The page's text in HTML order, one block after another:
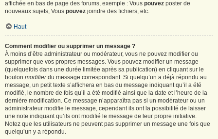
affichée en bas de page des forums, exemple : Vous pouvez poster de
nouveaux sujets, Vous pouvez joindre des fichiers, etc.
Haut
Comment modifier ou supprimer un message ?
À moins d’être administrateur ou modérateur, vous ne pouvez modifier ou
supprimer que vos propres messages. Vous pouvez modifier un message
(quelquefois dans une durée limitée après sa publication) en cliquant sur le
bouton modifierdu message correspondant. Si quelqu’un a déjà répondu au
message, un petit texte s’affichera en bas du message indiquant qu’il a été
modifié, le nombre de fois qu’il a été modifié ainsi que la date et l’heure de la
dernière modification. Ce message n’apparaîtra pas si un modérateur ou un
administrateur modifie le message, cependant ils ont la possibilité de laisser
une note indiquant qu’ils ont modifié le message de leur propre initiative.
Notez que les utilisateurs ne peuvent pas supprimer un message une fois que
quelqu’un y a répondu.